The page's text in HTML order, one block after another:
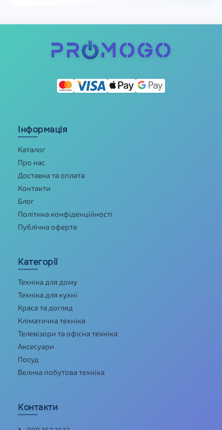
Інформація
Каталог
Про нас
Доставка та оплата
Контакти
Блог
Політика конфіденційності
Публічна оферта
Категорії
Техніка для дому
Техніка для кухні
Краса та догляд
Кліматична техніка
Телевізори та офісна техніка
Аксесуари
Посуд
Велика побутова техніка
Контакти